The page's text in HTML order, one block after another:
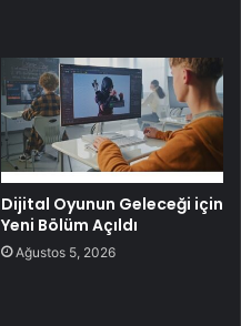
Dijital Oyunun Geleceği için
Yeni Bölüm Açıldı
Ağustos 5, 2026